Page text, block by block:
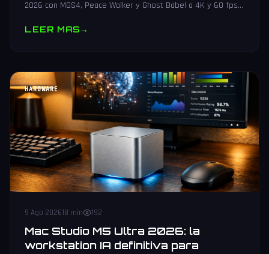
2026 con MGS4, Peace Walker y Ghost Babel a 4K y 60 fps
LEER MAS→
HARDWARE
9 Ago 202618 min 192
Mac Studio M5 Ultra 2026: la
workstation IA definitiva para